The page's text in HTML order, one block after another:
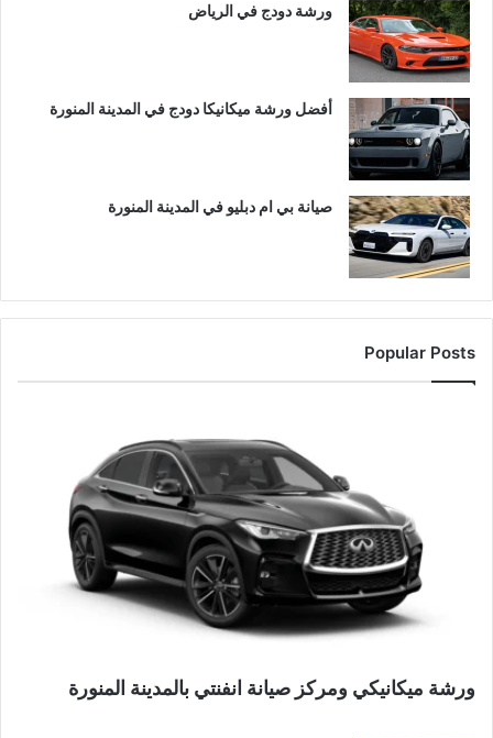
ورشة دودج في الرياض
أفضل ورشة ميكانيكا دودج في المدينة المنورة
صيانة بي ام دبليو في المدينة المنورة
Popular Posts
ورشة ميكانيكي ومركز صيانة انفنتي بالمدينة المنورة